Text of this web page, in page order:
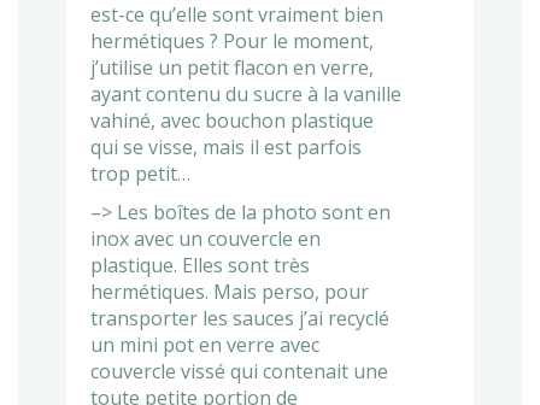
est-ce qu’elle sont vraiment bien
hermétiques ? Pour le moment,
j’utilise un petit flacon en verre,
ayant contenu du sucre à la vanille
vahiné, avec bouchon plastique
qui se visse, mais il est parfois
trop petit…
–> Les boîtes de la photo sont en
inox avec un couvercle en
plastique. Elles sont très
hermétiques. Mais perso, pour
transporter les sauces j’ai recyclé
un mini pot en verre avec
couvercle vissé qui contenait une
toute petite portion de